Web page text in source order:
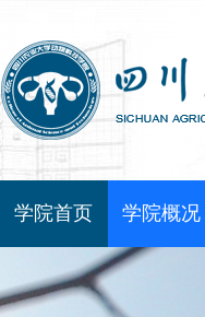
学院首页 学院概况